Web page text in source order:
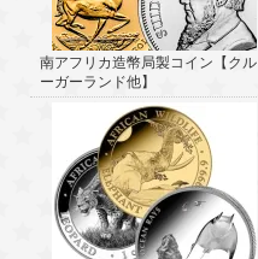
南アフリカ造幣局製コイン【クル
ーガーランド他】